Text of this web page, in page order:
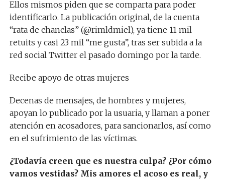
Ellos mismos piden que se comparta para poder
identificarlo. La publicación original, de la cuenta
“rata de chanclas” (@rimldmiel), ya tiene 11 mil
retuits y casi 23 mil “me gusta”, tras ser subida a la
red social Twitter el pasado domingo por la tarde.
Recibe apoyo de otras mujeres
Decenas de mensajes, de hombres y mujeres,
apoyan lo publicado por la usuaria, y llaman a poner
atención en acosadores, para sancionarlos, así como
en el sufrimiento de las víctimas.
¿Todavía creen que es nuestra culpa? ¿Por cómo
vamos vestidas? Mis amores el acoso es real, y